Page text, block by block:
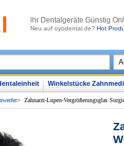
lhr Dentalgeräte Günstig
Neu auf oyodental.de? Hot
Winkelstücke
> Zahnarzt-Lupen-Vergrößerungsglas